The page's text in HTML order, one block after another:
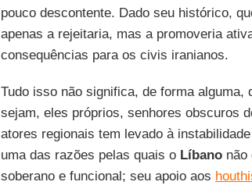
pouco descontente. Dado seu histórico,
apenas a rejeitaria, mas a promoveria
consequências para os civis iranianos.
Tudo isso não significa, de forma
sejam, eles próprios, senhores obscuros
atores regionais tem levado à
uma das razões pelas quais o Líbanonão
soberano e funcional; seu apoio aos